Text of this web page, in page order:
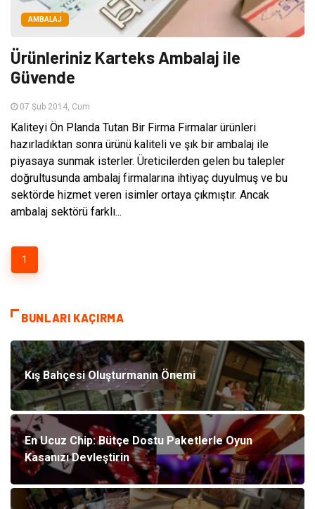
AMBALAJ
Ürünleriniz Karteks Ambalaj ile
Güvende
07 Şub 2014, Cum
Kaliteyi Ön Planda Tutan Bir Firma Firmalar ürünleri
hazırladıktan sonra ürünü kaliteli ve şık bir ambalaj ile
piyasaya sunmak isterler. Üreticilerden gelen bu talepler
doğrultusunda ambalaj firmalarına ihtiyaç duyulmuş ve bu
sektörde hizmet veren isimler ortaya çıkmıştır. Ancak
ambalaj sektörü farklı...
1
BUNLARI KAÇIRMA
Kış Bahçesi Oluşturmanın Önemi
En Ucuz Chip: Bütçe Dostu Paketlerle Oyun
Kasanızı Devleştirin